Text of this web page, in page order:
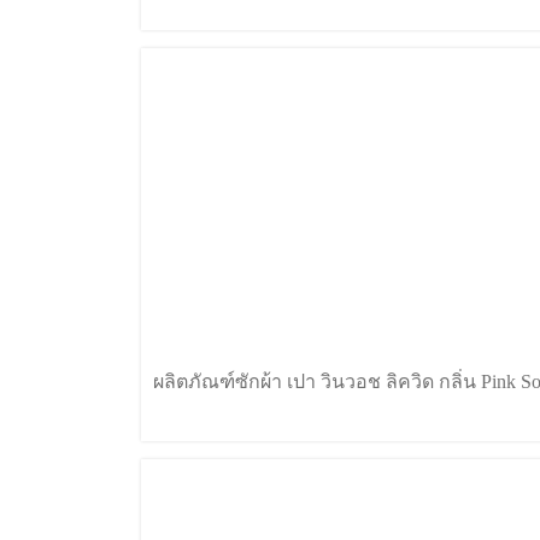
ผลิตภัณฑ์ซักผ้า เปา วินวอช ลิควิด กลิ่น Pink